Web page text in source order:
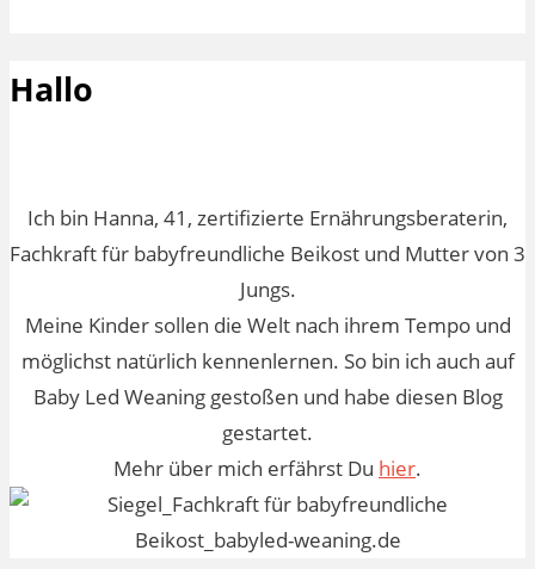
Hallo
Ich bin Hanna, 41, zertifizierte Ernährungsberaterin,
Fachkraft für babyfreundliche Beikost und Mutter von 3
Jungs.
Meine Kinder sollen die Welt nach ihrem Tempo und
möglichst natürlich kennenlernen. So bin ich auch auf
Baby Led Weaning gestoßen und habe diesen Blog
gestartet.
Mehr über mich erfährst Du hier.